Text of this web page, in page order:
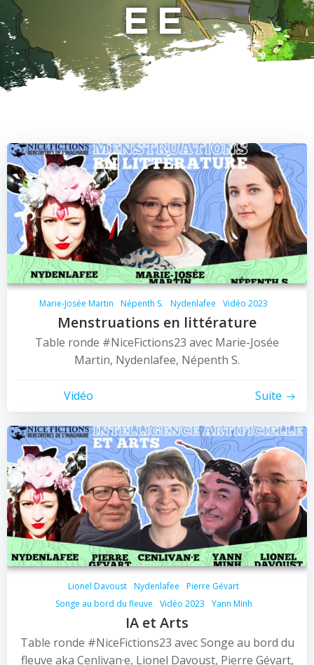
EE
Marie-Josée Martin Népenth S. Nydenlafee Vidéo 2023
Menstruations en littérature
Table ronde #NiceFictions23 avec Marie-Josée
Martin, Nydenlafee, Népenth S.
Vidéo Suite
Lionel Davoust Nydenlafee
Pierre Gévart
Songe au bord du fleuve
Vidéo 2023 Yann Minh
IA et Arts
Table ronde #NiceFictions23 avec Songe au bord du
fleuve aka Cenlivan·e, Lionel Davoust, Pierre Gévart,